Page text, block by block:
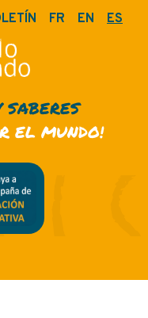
FR EN ES
SABERES
EL MUNDO!